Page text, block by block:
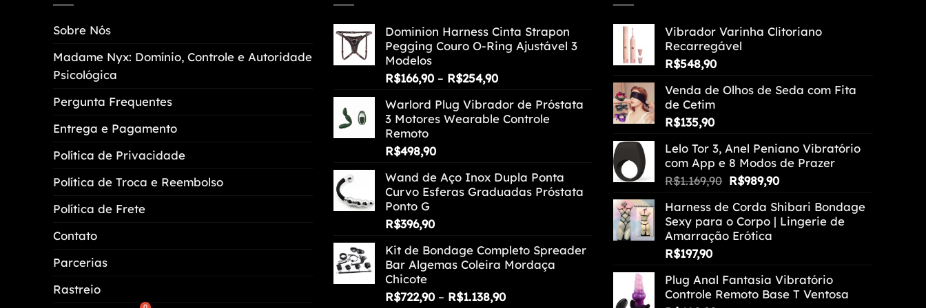
podem
escolhidas
na
página
produto
Sobre Nós
Madame Nyx: Domínio, Controle e Autoridade
Psicológica
Pergunta Frequentes
Entrega e Pagamento
Política de Privacidade
Política de Troca e Reembolso
Política de Frete
Contato
Parcerias
Rastreio
Dominion Harness Cinta Strapon
Pegging Couro O-Ring Ajustável 3
Modelos
R$166,90 – R$254,90Faixa
preço:
R$166,90
Warlord Plug Vibrador de Próstata
3 Motores Wearable Controle
Remoto
R$498,90
Wand de Aço Inox Dupla Ponta
Curvo Esferas Graduadas Próstata
Ponto G
R$396,90
Kit de Bondage Completo Spreader
Bar Algemas Coleira Mordaça
Chicote
R$722,90 – R$1.138,90Faixa
Vibrador Varinha Clitoriano
Recarregável
R$548,90
Venda de Olhos de Seda com Fita
de Cetim
R$135,90
Lelo Tor 3, Anel Peniano Vibratório
com App e 8 Modos de Prazer
R$1.169,90 O
original
era:
R$1.169,90.
R$989,90O
atual
é:
Harness de Corda Shibari Bondage
Sexy para o Corpo | Lingerie de
Amarração Erótica
R$197,90
Plug Anal Fantasia Vibratório
Controle Remoto Base T Ventosa